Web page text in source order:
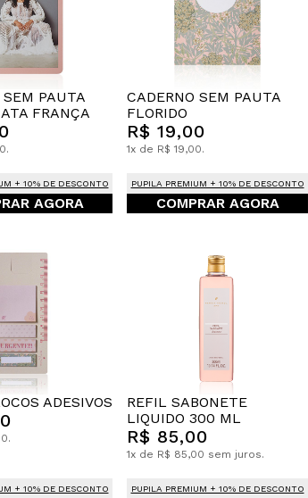
SEM PAUTA
FRANÇA
+ 10% DE DESCONTO
AGORA
CADERNO SEM PAUTA
FLORIDO
R$ 19,00
1x de R$ 19,00.
PUPILA PREMIUM + 10% DE DESCONTO
COMPRAR AGORA
ADESIVOS
+ 10% DE DESCONTO
REFIL SABONETE
LIQUIDO 300 ML
R$ 85,00
1x de R$ 85,00 sem juros.
PUPILA PREMIUM + 10% DE DESCONTO